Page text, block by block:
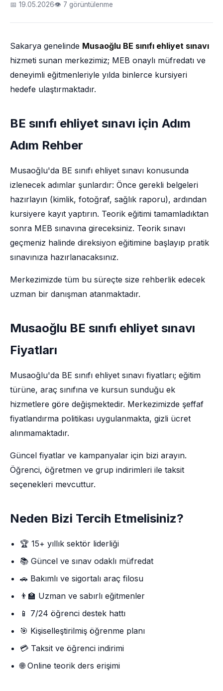
📅 19.05.2026👁 7 görüntülenme
Sakarya genelinde Musaoğlu BE sınıfı ehliyet sınavı
hizmeti sunan merkezimiz; MEB onaylı müfredatı ve
deneyimli eğitmenleriyle yılda binlerce kursiyeri
hedefe ulaştırmaktadır.
BE sınıfı ehliyet sınavı için Adım
Adım Rehber
Musaoğlu'da BE sınıfı ehliyet sınavı konusunda
izlenecek adımlar şunlardır: Önce gerekli belgeleri
hazırlayın (kimlik, fotoğraf, sağlık raporu), ardından
kursiyere kayıt yaptırın. Teorik eğitimi tamamladıktan
sonra MEB sınavına gireceksiniz. Teorik sınavı
geçmeniz halinde direksiyon eğitimine başlayıp pratik
sınavınıza hazırlanacaksınız.
Merkezimizde tüm bu süreçte size rehberlik edecek
uzman bir danışman atanmaktadır.
Musaoğlu BE sınıfı ehliyet sınavı
Fiyatları
Musaoğlu'da BE sınıfı ehliyet sınavı fiyatları; eğitim
türüne, araç sınıfına ve kursun sunduğu ek
hizmetlere göre değişmektedir. Merkezimizde şeffaf
fiyatlandırma politikası uygulanmakta, gizli ücret
alınmamaktadır.
Güncel fiyatlar ve kampanyalar için bizi arayın.
Öğrenci, öğretmen ve grup indirimleri ile taksit
seçenekleri mevcuttur.
Neden Bizi Tercih Etmelisiniz?
🏆 15+ yıllık sektör liderliği
📚 Güncel ve sınav odaklı müfredat
🚗 Bakımlı ve sigortalı araç filosu
👨‍🏫 Uzman ve sabırlı eğitmenler
📱 7/24 öğrenci destek hattı
🎯 Kişiselleştirilmiş öğrenme planı
💳 Taksit ve öğrenci indirimi
🌐 Online teorik ders erişimi